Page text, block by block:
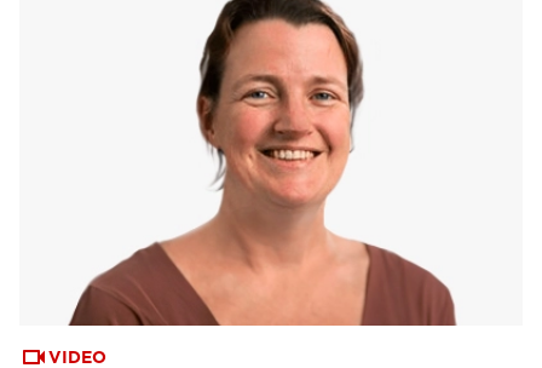
VIDEO